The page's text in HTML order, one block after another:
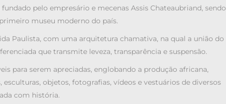
pelo empresário e mecenas Assis Chateaubriand, sendo
museu moderno do país.
Paulista, com uma arquitetura chamativa, na qual a união do
que transmite leveza, transparência e suspensão.
para serem apreciadas, englobando a produção africana,
objetos, fotografias, vídeos e vestuários de diversos
com história.